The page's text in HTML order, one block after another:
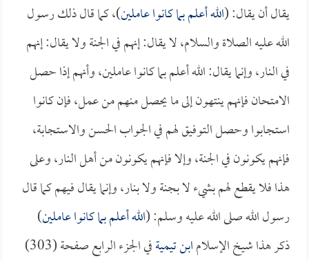
يقال أن يقال: (الله أعلم بما كانوا عاملين)، كما قال ذلك رسول
الله عليه الصلاة والسلام، لا يقال: إنهم في الجنة ولا يقال: إنهم
في النار، وإنما يقال: الله أعلم بما كانوا عاملين، وأنهم إذا حصل
الامتحان فإنهم ينتهون إلى ما يحصل منهم من عمل، فإن كانوا
استجابوا وحصل التوفيق لهم في الجواب الحسن والاستجابة،
فإنهم يكونون في الجنة، وإلا فإنهم يكونون من أهل النار، وعلى
هذا فلا يقطع لهم بشيء لا بجنة ولا بنار، وإنما يقال فيهم كما قال
رسول الله صلى الله عليه وسلم: (الله أعلم بما كانوا عاملين)
ذكر هذا شيخ الإسلامابن تيمية
في الجزء الرابع صفحة (303)